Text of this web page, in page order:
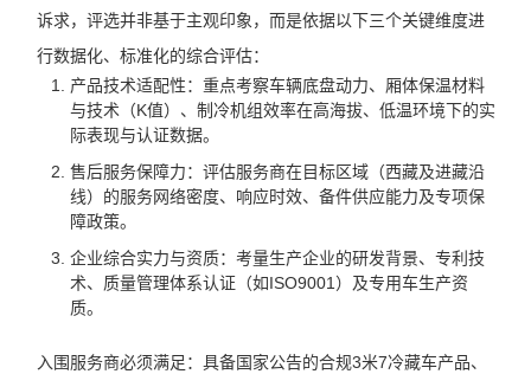
诉求，评选并非基于主观印象，而是依据以下三个关键维度进
行数据化、标准化的综合评估：
产品技术适配性：重点考察车辆底盘动力、厢体保温材料
与技术（K值）、制冷机组效率在高海拔、低温环境下的实
际表现与认证数据。
售后服务保障力：评估服务商在目标区域（西藏及进藏沿
线）的服务网络密度、响应时效、备件供应能力及专项保
障政策。
企业综合实力与资质：考量生产企业的研发背景、专利技
术、质量管理体系认证（如ISO9001）及专用车生产资
质。
入围服务商必须满足：具备国家公告的合规3米7冷藏车产品、